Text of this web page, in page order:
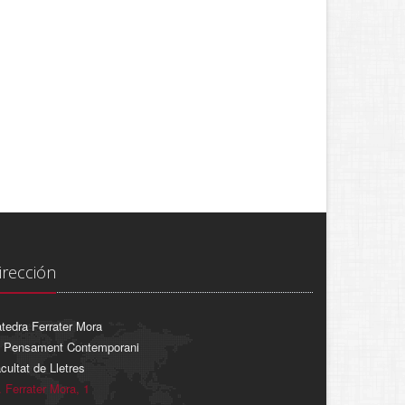
Ferrater Mora
Pensament Contemporani
de Lletres
Ferrater Mora, 1